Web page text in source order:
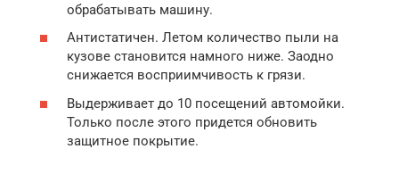
обрабатывать машину.
Антистатичен. Летом количество пыли на
кузове становится намного ниже. Заодно
снижается восприимчивость к грязи.
Выдерживает до 10 посещений автомойки.
Только после этого придется обновить
защитное покрытие.